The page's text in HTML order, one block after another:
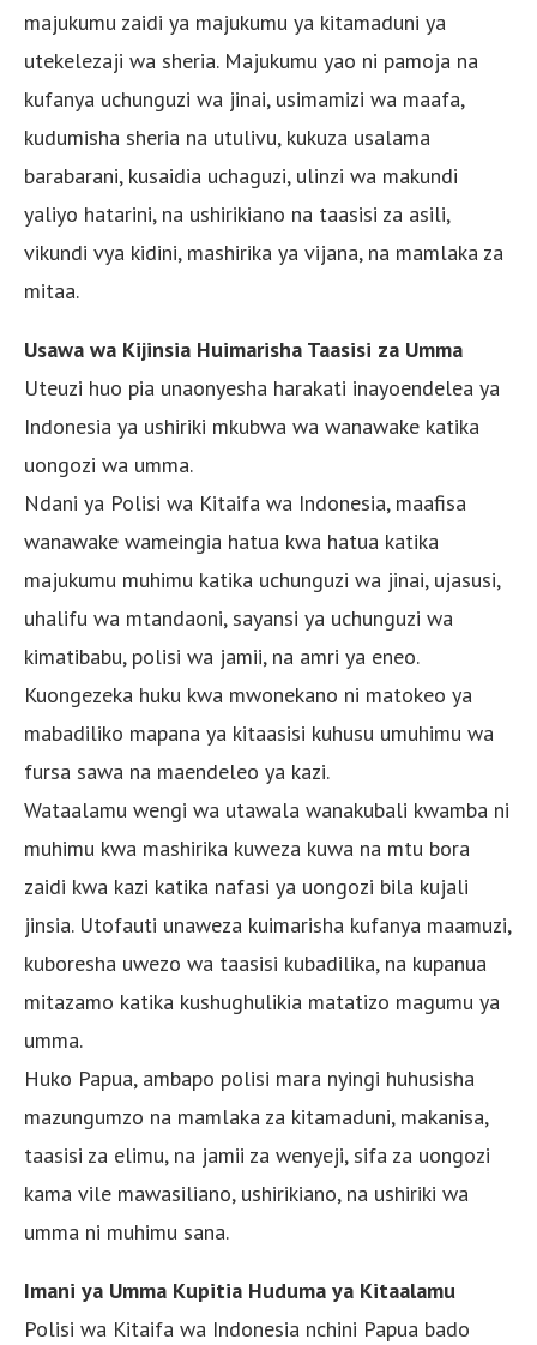
majukumu zaidi ya majukumu ya kitamaduni ya
utekelezaji wa sheria. Majukumu yao ni pamoja na
kufanya uchunguzi wa jinai, usimamizi wa maafa,
kudumisha sheria na utulivu, kukuza usalama
barabarani, kusaidia uchaguzi, ulinzi wa makundi
yaliyo hatarini, na ushirikiano na taasisi za asili,
vikundi vya kidini, mashirika ya vijana, na mamlaka za
mitaa.
Usawa wa Kijinsia Huimarisha Taasisi za Umma
Uteuzi huo pia unaonyesha harakati inayoendelea ya
Indonesia ya ushiriki mkubwa wa wanawake katika
uongozi wa umma.
Ndani ya Polisi wa Kitaifa wa Indonesia, maafisa
wanawake wameingia hatua kwa hatua katika
majukumu muhimu katika uchunguzi wa jinai, ujasusi,
uhalifu wa mtandaoni, sayansi ya uchunguzi wa
kimatibabu, polisi wa jamii, na amri ya eneo.
Kuongezeka huku kwa mwonekano ni matokeo ya
mabadiliko mapana ya kitaasisi kuhusu umuhimu wa
fursa sawa na maendeleo ya kazi.
Wataalamu wengi wa utawala wanakubali kwamba ni
muhimu kwa mashirika kuweza kuwa na mtu bora
zaidi kwa kazi katika nafasi ya uongozi bila kujali
jinsia. Utofauti unaweza kuimarisha kufanya maamuzi,
kuboresha uwezo wa taasisi kubadilika, na kupanua
mitazamo katika kushughulikia matatizo magumu ya
umma.
Huko Papua, ambapo polisi mara nyingi huhusisha
mazungumzo na mamlaka za kitamaduni, makanisa,
taasisi za elimu, na jamii za wenyeji, sifa za uongozi
kama vile mawasiliano, ushirikiano, na ushiriki wa
umma ni muhimu sana.
Imani ya Umma Kupitia Huduma ya Kitaalamu
Polisi wa Kitaifa wa Indonesia nchini Papua bado